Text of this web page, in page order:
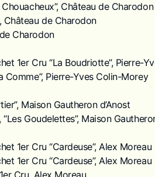
Chouacheux”, Château de Charodon
Château de Charodon
Charodon
1er Cru “La Boudriotte”, Pierre-
Comme”, Pierre-Yves Colin-Morey
Maison Gautheron d’Anost
Goudelettes”, Maison
1er Cru “Cardeuse”, Alex Moreau
1er Cru “Cardeuse”, Alex Moreau
Cru, Alex Moreau